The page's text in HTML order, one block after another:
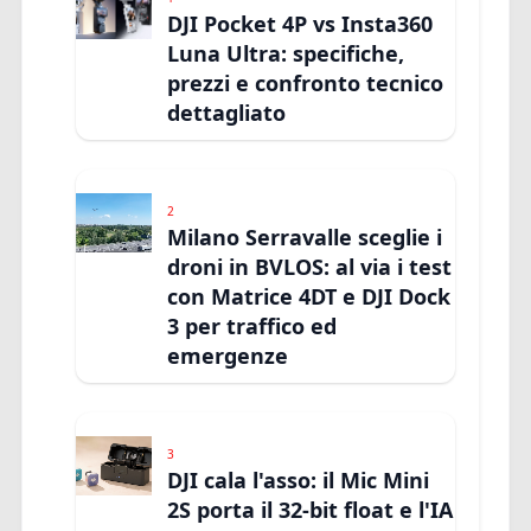
DJI Pocket 4P vs Insta360
Luna Ultra: specifiche,
prezzi e confronto tecnico
dettagliato
2
Milano Serravalle sceglie i
droni in BVLOS: al via i test
con Matrice 4DT e DJI Dock
3 per traffico ed
emergenze
3
DJI cala l'asso: il Mic Mini
2S porta il 32-bit float e l'IA